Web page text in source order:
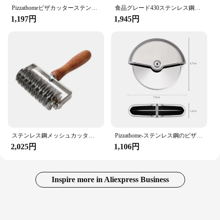
Pizzathomeピザカッターステンレス鋼ピザナイフスムーズな回転ピザスライサーホイールラウンドナイフパスタカッターベーキングツール
1,197円
食品グレード430ステンレス鋼ピザスライサー、調整可能な生地カッター、ローラークッキーペストリーカッター、ペストリーカッター、ベーキングツール、5、7輪
1,945円
ステンレス鋼メッシュカッター,日曜大工,ベーキング用品,ローラー,パン,ピザホイール,diy wf
2,025円
Pizzathome-ステンレス鋼のピザカッター,8cmのピザナイフ,スムーズな回転ピザマシン,丸いナイフ,パスタカッター,ベーキングツール
1,106円
Inspire more in Aliexpress Business